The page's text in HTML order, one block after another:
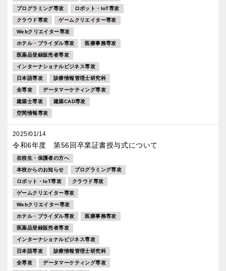
プログラミング専攻 ロボット・IoT専攻
クラウド専攻 ゲームクリエイター専攻
Webクリエイター専攻
ホテル・ブライダル専攻 医療事務専攻
医薬品登録販売者専攻
インターナショナルビジネス専攻
日本語専攻 診療情報管理士研究科
全専攻 データマーケティング専攻
建築士専攻 建築CAD専攻
空間情報専攻
2025/01/14
令和6年度 第56回卒業証書授与式について
在校生・保護者の方へ
本校からのお知らせ プログラミング専攻
ロボット・IoT専攻 クラウド専攻
ゲームクリエイター専攻
Webクリエイター専攻
ホテル・ブライダル専攻 医療事務専攻
医薬品登録販売者専攻
インターナショナルビジネス専攻
日本語専攻 診療情報管理士研究科
全専攻 データマーケティング専攻